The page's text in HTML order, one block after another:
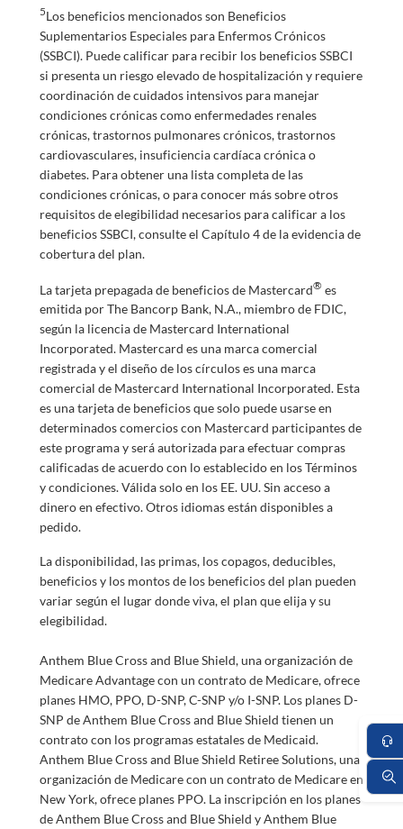
5Los beneficios mencionados son Beneficios
Suplementarios Especiales para Enfermos Crónicos
(SSBCI). Puede calificar para recibir los beneficios SSBCI
si presenta un riesgo elevado de hospitalización y requiere
coordinación de cuidados intensivos para manejar
condiciones crónicas como enfermedades renales
crónicas, trastornos pulmonares crónicos, trastornos
cardiovasculares, insuficiencia cardíaca crónica o
diabetes. Para obtener una lista completa de las
condiciones crónicas, o para conocer más sobre otros
requisitos de elegibilidad necesarios para calificar a los
beneficios SSBCI, consulte el Capítulo 4 de la evidencia de
cobertura del plan.
La tarjeta prepagada de beneficios de Mastercard® es
emitida por The Bancorp Bank, N.A., miembro de FDIC,
según la licencia de Mastercard International
Incorporated. Mastercard es una marca comercial
registrada y el diseño de los círculos es una marca
comercial de Mastercard International Incorporated. Esta
es una tarjeta de beneficios que solo puede usarse en
determinados comercios con Mastercard participantes de
este programa y será autorizada para efectuar compras
calificadas de acuerdo con lo establecido en los Términos
y condiciones. Válida solo en los EE. UU. Sin acceso a
dinero en efectivo. Otros idiomas están disponibles a
pedido.
La disponibilidad, las primas, los copagos, deducibles,
beneficios y los montos de los beneficios del plan pueden
variar según el lugar donde viva, el plan que elija y su
elegibilidad.
Anthem Blue Cross and Blue Shield, una organización de
Medicare Advantage con un contrato de Medicare, ofrece
planes HMO, PPO, D-SNP, C-SNP y/o I-SNP. Los planes D-
SNP de Anthem Blue Cross and Blue Shield tienen un
contrato con los programas estatales de Medicaid.
Anthem Blue Cross and Blue Shield Retiree Solutions, una
organización de Medicare con un contrato de Medicare en
New York, ofrece planes PPO. La inscripción en los planes
de Anthem Blue Cross and Blue Shield y Anthem Blue